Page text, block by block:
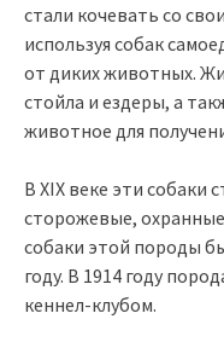
стали кочевать со
используя собак
от диких животных.
стойла и ездеры, а
животное для
В XIX веке эти собаки
сторожевые,
собаки этой породы
году. В 1914 году
кеннел-клубом.